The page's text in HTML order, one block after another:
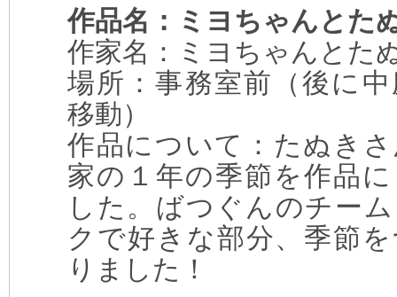
作品名：ミヨちゃんとた
作家名：ミヨちゃんとた
場所：事務室前（後に
移動）
作品について：たぬき
家の１年の季節を作品
した。ばつぐんのチー
クで好きな部分、季節
りました！